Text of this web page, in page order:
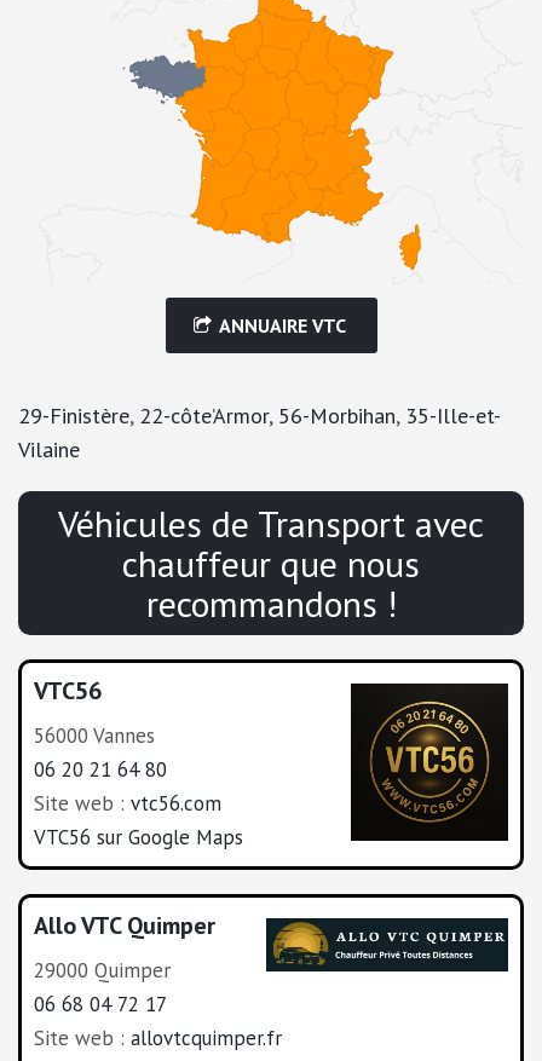
ANNUAIRE VTC
29-Finistère, 22-côte’Armor, 56-Morbihan, 35-Ille-et-
Vilaine
Véhicules de Transport avec
chauffeur que nous
recommandons !
VTC56
56000 Vannes
06 20 21 64 80
Site web : vtc56.com
VTC56 sur Google Maps
Allo VTC Quimper
29000 Quimper
06 68 04 72 17
Site web : allovtcquimper.fr